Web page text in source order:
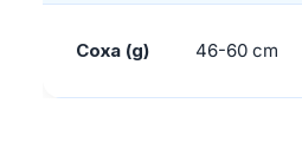
Coxa (g) 46-60 cm